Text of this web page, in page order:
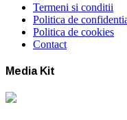
Termeni si conditii
Politica de
Politica de cookies
Contact
Media Kit